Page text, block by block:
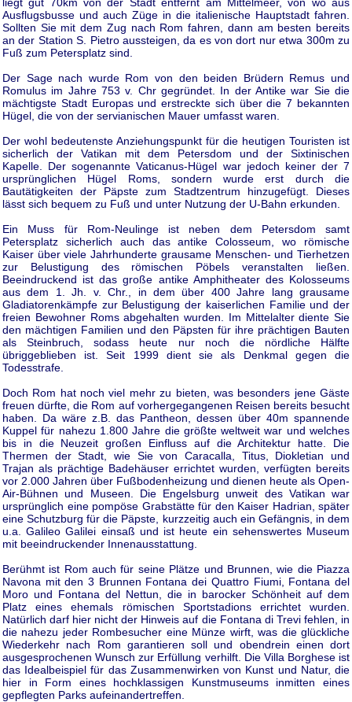
Ausflugsbusse und auch Züge in die italienische Hauptstadt fahren.
Sollten Sie mit dem Zug nach Rom fahren, dann am besten bereits
an der Station S. Pietro aussteigen, da es von dort nur etwa 300m zu
Fuß zum Petersplatz sind.
Der Sage nach wurde Rom von den beiden Brüdern Remus und
Romulus im Jahre 753 v. Chr gegründet. In der Antike war Sie die
mächtigste Stadt Europas und erstreckte sich über die 7 bekannten
Hügel, die von der servianischen Mauer umfasst waren.
Der wohl bedeutenste Anziehungspunkt für die heutigen Touristen ist
sicherlich der Vatikan mit dem Petersdom und der Sixtinischen
Kapelle. Der sogenannte Vaticanus-Hügel war jedoch keiner der 7
ursprünglichen Hügel Roms, sondern wurde erst durch die
Bautätigkeiten der Päpste zum Stadtzentrum hinzugefügt. Dieses
lässt sich bequem zu Fuß und unter Nutzung der U-Bahn erkunden.
Ein Muss für Rom-Neulinge ist neben dem Petersdom samt
Petersplatz sicherlich auch das antike Colosseum, wo römische
Kaiser über viele Jahrhunderte grausame Menschen- und Tierhetzen
zur Belustigung des römischen Pöbels veranstalten ließen.
Beeindruckend ist das große antike Amphitheater des Kolosseums
aus dem 1. Jh. v. Chr., in dem über 400 Jahre lang grausame
Gladiatorenkämpfe zur Belustigung der kaiserlichen Familie und der
freien Bewohner Roms abgehalten wurden. Im Mittelalter diente Sie
den mächtigen Familien und den Päpsten für ihre prächtigen Bauten
als Steinbruch, sodass heute nur noch die nördliche Hälfte
übriggeblieben ist. Seit 1999 dient sie als Denkmal gegen die
Todesstrafe.
Doch Rom hat noch viel mehr zu bieten, was besonders jene Gäste
freuen dürfte, die Rom auf vorhergegangenen Reisen bereits besucht
haben. Da wäre z.B. das Pantheon, dessen über 40m spannende
Kuppel für nahezu 1.800 Jahre die größte weltweit war und welches
bis in die Neuzeit großen Einfluss auf die Architektur hatte. Die
Thermen der Stadt, wie Sie von Caracalla, Titus, Diokletian und
Trajan als prächtige Badehäuser errichtet wurden, verfügten bereits
vor 2.000 Jahren über Fußbodenheizung und dienen heute als Open-
Air-Bühnen und Museen. Die Engelsburg unweit des Vatikan war
ursprünglich eine pompöse Grabstätte für den Kaiser Hadrian, später
eine Schutzburg für die Päpste, kurzzeitig auch ein Gefängnis, in dem
u.a. Galileo Galilei einsaß und ist heute ein sehenswertes Museum
mit beeindruckender Innenausstattung.
Berühmt ist Rom auch für seine Plätze und Brunnen, wie die Piazza
Navona mit den 3 Brunnen Fontana dei Quattro Fiumi, Fontana del
Moro und Fontana del Nettun, die in barocker Schönheit auf dem
Platz eines ehemals römischen Sportstadions errichtet wurden.
Natürlich darf hier nicht der Hinweis auf die Fontana di Trevi fehlen, in
die nahezu jeder Rombesucher eine Münze wirft, was die glückliche
Wiederkehr nach Rom garantieren soll und obendrein einen dort
ausgesprochenen Wunsch zur Erfüllung verhilft. Die Villa Borghese ist
das Idealbeispiel für das Zusammenwirken von Kunst und Natur, die
hier in Form eines hochklassigen Kunstmuseums inmitten eines
gepflegten Parks aufeinandertreffen.